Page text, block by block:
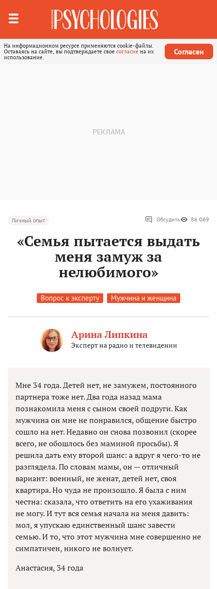
На информационном ресурсе применяются cookie-файлы.
Оставаясь на сайте, вы подтверждаете свое согласие на их
использование.
Согласен
Личный опыт Обсудить 86 069
«Семья пытается выдать
меня замуж за
нелюбимого»
Вопрос к эксперту Мужчина и женщина
Арина Липкина
Эксперт на радио и телевидении
Мне 34 года. Детей нет, не замужем, постоянного
партнера тоже нет. Два года назад мама
познакомила меня с сыном своей подруги. Как
мужчина он мне не понравился, общение быстро
сошло на нет. Недавно он снова позвонил (скорее
всего, не обошлось без маминой просьбы). Я
решила дать ему второй шанс: а вдруг я чего-то не
разглядела. По словам мамы, он — отличный
вариант: военный, не женат, детей нет, своя
квартира. Но чуда не произошло. Я была с ним
честна: сказала, что ответить на его ухаживания
не могу. И тут вся семья начала на меня давить:
мол, я упускаю единственный шанс завести
семью. И то, что этот мужчина мне совершенно не
симпатичен, никого не волнует.
Анастасия, 34 года